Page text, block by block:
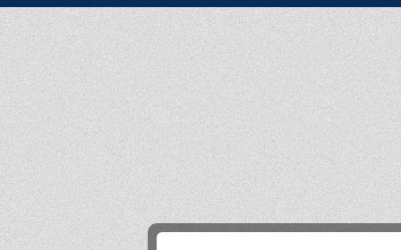
2026-07-18 23:19:04
Chciałby może ktoś opowiedzieć coś więcej o szkole dostałam się i mam kilka
pytań a niekoniecznie mam się kogo zapytać więc możemy się dodać na Ig czy
coś i po prostu byśmy popisali bo na tym chcecie tematy się szybko zmieniają
2026-07-13 22:10:12
lista bedzie w szkole wywieszona zakwalifikowanych
2026-07-11 10:08:34
nie
2026-07-08 18:19:24
Pozwalają u was nauczyciele korzystać z tabletów np do notatek albo żeby sobie
otworzyć podręcznik na Internecie czy raczej nie
2026-07-07 08:56:40
2026-07-07 05:19:47